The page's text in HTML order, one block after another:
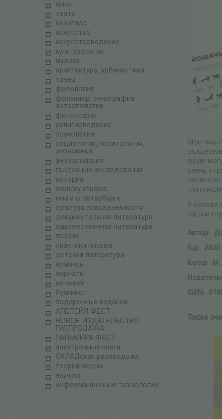
кино
театр
авангард
искусство
искусствоведение
культурология
музыка
архитектура, урбанистика
танец
филология
фольклор, этнография,
антропология
философия
религиоведение
психология
социология, политология,
экономика
антропология
гендерные исследования
история
memory studies
книги о петербурге
культура повседневности
документальная литература
художественная литература
поэзия
практики письма
детская литература
комиксы
журналы
не-книги
букинист
подарочные издания
АЛЕТЕЙЯ ФЕСТ
НОВОЕ ИЗДАТЕЛЬСТВО
РАСПРОДАЖА
ПАЛЬМИРА ФЕСТ
электронные книги
СКЛАДская распродажа
теория медиа
научпоп
информационные технологии
Монтень
люди
очень
В основе
нашем
Автор:
Год:
2025
Город:
М.
ISBN:
Также